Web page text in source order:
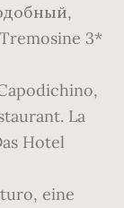
3*
La
Hotel
eine